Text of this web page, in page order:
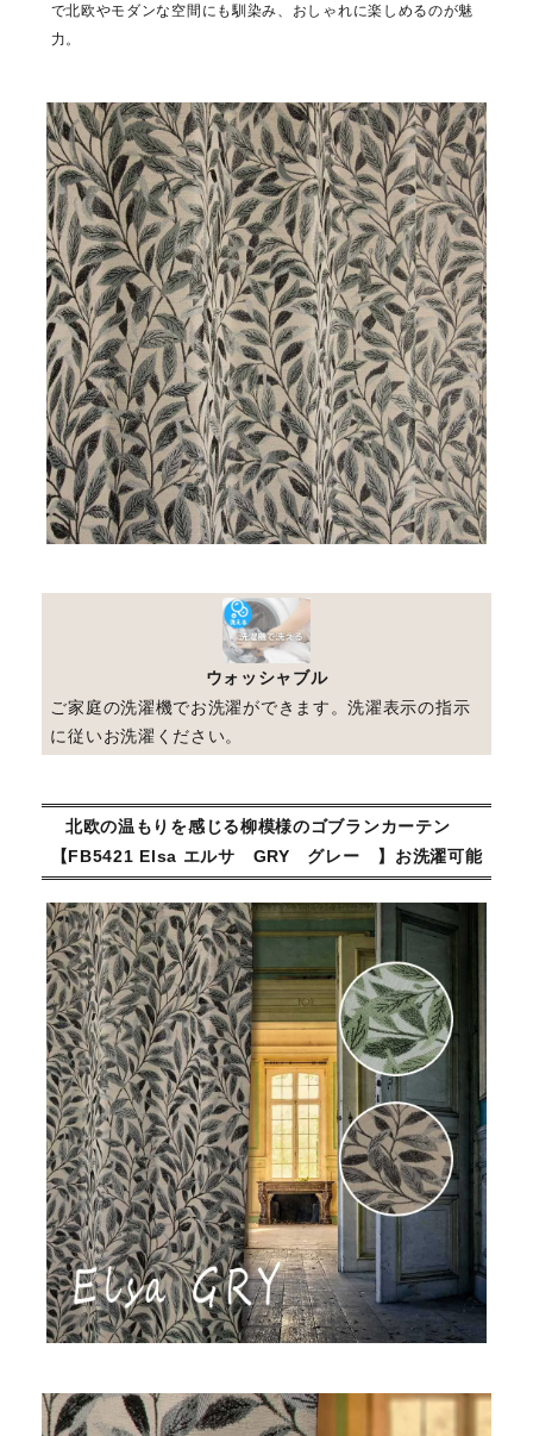
で北欧やモダンな空間にも馴染み、おしゃれに楽しめるのが魅
力。
ウォッシャブル
ご家庭の洗濯機でお洗濯ができます。洗濯表示の指示
に従いお洗濯ください。
北欧の温もりを感じる柳模様のゴブランカーテン
【FB5421 Elsa エルサ GRY グレー 】お洗濯可能